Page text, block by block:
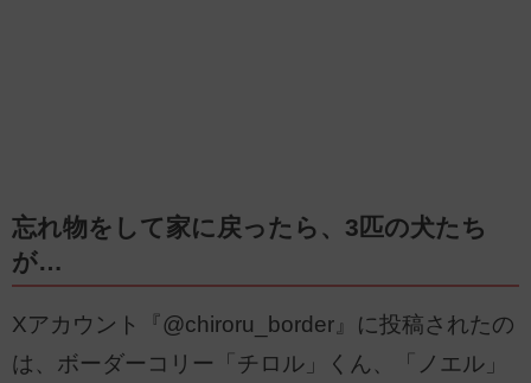
忘れ物をして家に戻ったら、3匹の犬たち
が…
Xアカウント『@chiroru_border』に投稿されたの
は、ボーダーコリー「チロル」くん、「ノエル」